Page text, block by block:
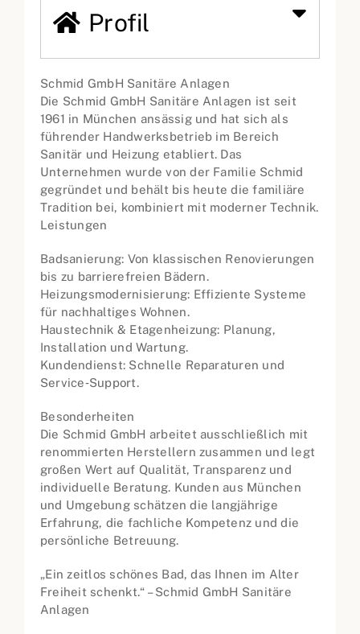
Profil
Schmid GmbH Sanitäre Anlagen
Die Schmid GmbH Sanitäre Anlagen ist seit
1961 in München ansässig und hat sich als
führender Handwerksbetrieb im Bereich
Sanitär und Heizung etabliert. Das
Unternehmen wurde von der Familie Schmid
gegründet und behält bis heute die familiäre
Tradition bei, kombiniert mit moderner Technik.
Leistungen
Badsanierung: Von klassischen Renovierungen
bis zu barrierefreien Bädern.
Heizungsmodernisierung: Effiziente Systeme
für nachhaltiges Wohnen.
Haustechnik & Etagenheizung: Planung,
Installation und Wartung.
Kundendienst: Schnelle Reparaturen und
Service‑Support.
Besonderheiten
Die Schmid GmbH arbeitet ausschließlich mit
renommierten Herstellern zusammen und legt
großen Wert auf Qualität, Transparenz und
individuelle Beratung. Kunden aus München
und Umgebung schätzen die langjährige
Erfahrung, die fachliche Kompetenz und die
persönliche Betreuung.
„Ein zeitlos schönes Bad, das Ihnen im Alter
Freiheit schenkt.“ – Schmid GmbH Sanitäre
Anlagen